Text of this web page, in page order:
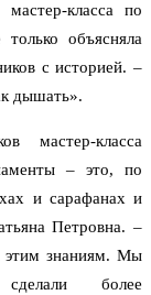
класса по
только объясняла
с историей. –
дышать».
мастер-класса
– это, по
и сарафанах и
Петровна. –
этим знаниям. Мы
более